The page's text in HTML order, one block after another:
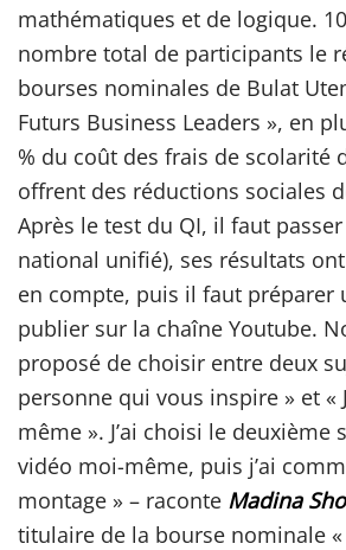
mathématiques et de logique.
nombre total de participants le
bourses nominales de Bulat
Futurs Business Leaders », en
% du coût des frais de scolarité
offrent des réductions sociales
Après le test du QI, il faut
national unifié), ses résultats
en compte, puis il faut préparer
publier sur la chaîne Youtube.
proposé de choisir entre deux
personne qui vous inspire » et «
même ». J’ai choisi le deuxième
vidéo moi-même, puis j’ai
montage » – raconte Madina
titulaire de la bourse nominale